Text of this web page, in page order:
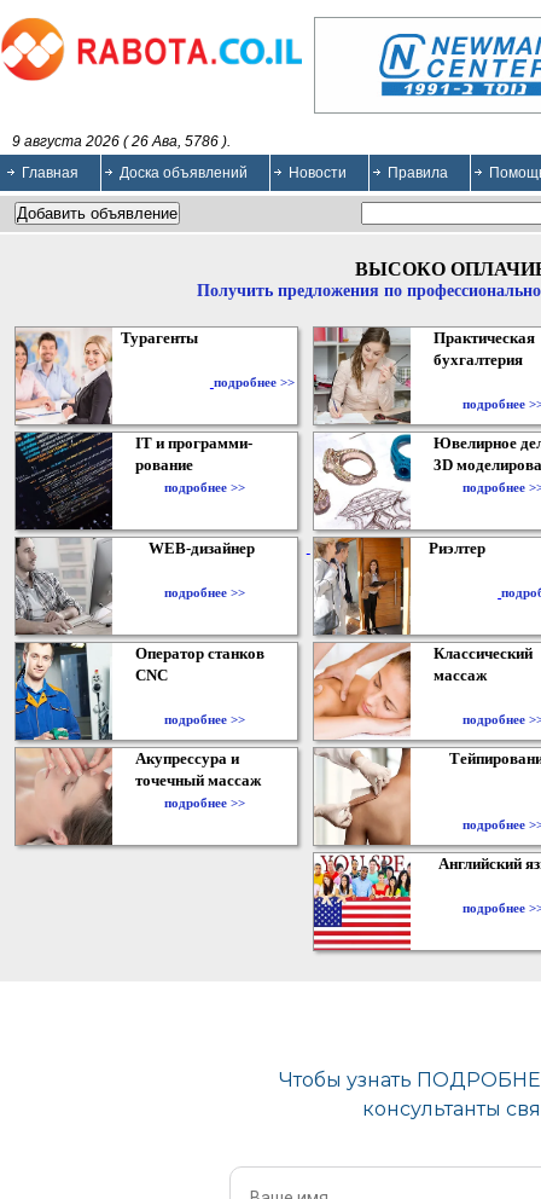
9 августа 2026 ( 26 Ава, 5786 ).
Главная
Доска объявлений Новости Правила
ВЫСОКО
Получить предложения по
Турагенты
подробнее >>
Практическая
бухгалтерия
подробнее
IT и программи-
рование
подробнее >>
Ювелирное
3D
подробнее
WEB-дизайнер
подробнее >>
Риэлтер
Оператор станков
CNC
подробнее >>
Классический
массаж
подробнее
Акупрессура и
точечный массаж
подробнее >>
подробнее
Английский
подробнее